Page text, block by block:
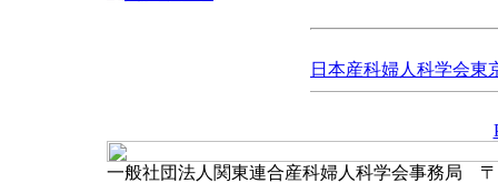
日本産科婦人科学会東
一般社団法人関東連合産科婦人科学会事務局 〒